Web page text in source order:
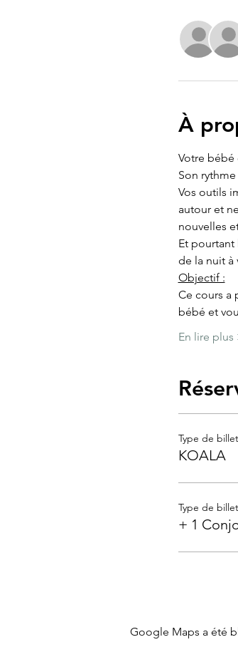
À
Votre bébé
Son
Vos outils
autour et
nouvelles
Et
de la nuit à
Objectif :
Ce cours a
bébé et
En lire plus
Type de billet
KOALA
Type de billet
+ 1
Google Maps a été